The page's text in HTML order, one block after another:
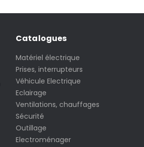
Catalogues
Matériel électrique
Prises, interrupteurs
Véhicule Electrique
Eclairage
Ventilations, chauffages
Sécurité
Outillage
Electroménager